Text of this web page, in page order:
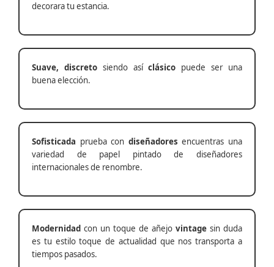
decorara tu estancia.
Suave, discretosiendo asíclásico puede ser una
buena elección.
Sofisticada prueba con diseñadores encuentras una
variedad de papel pintado de diseñadores
internacionales de renombre.
Modernidad con un toque de añejo vintage sin duda
es tu estilo toque de actualidad que nos transporta a
tiempos pasados.